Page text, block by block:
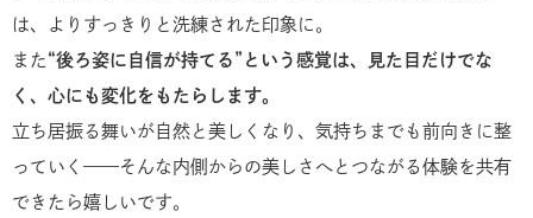
は、よりすっきりと洗練された印象に。
また “後ろ姿に自信が持てる”という感覚は、見た目だけでな
く、心にも変化をもたらします。
立ち居振る舞いが自然と美しくなり、気持ちまでも前向きに整
っていく——そんな内側からの美しさへとつながる体験を共有
できたら嬉しいです。